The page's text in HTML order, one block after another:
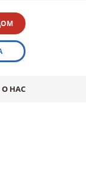
О НАС